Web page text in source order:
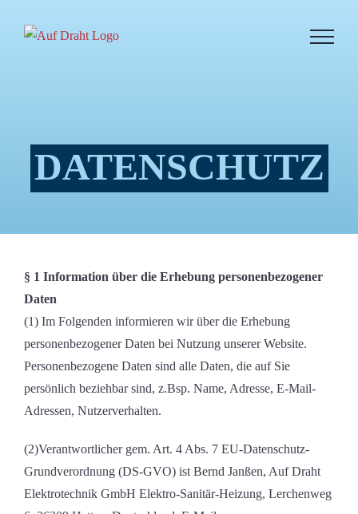
Inhalt
DATENSCHUTZ
§ 1 Information über die Erhebung personenbezogener
Daten
(1) Im Folgenden informieren wir über die Erhebung
personenbezogener Daten bei Nutzung unserer Website.
Personenbezogene Daten sind alle Daten, die auf Sie
persönlich beziehbar sind, z.Bsp. Name, Adresse, E-Mail-
Adressen, Nutzerverhalten.
(2)Verantwortlicher gem. Art. 4 Abs. 7 EU-Datenschutz-
Grundverordnung (DS-GVO) ist Bernd Janßen, Auf Draht
Elektrotechnik GmbH Elektro-Sanitär-Heizung, Lerchenweg